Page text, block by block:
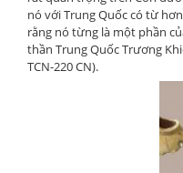
nó với Trung Quốc có từ
rằng nó từng là một phần
thần Trung Quốc Trương
TCN-220 CN).